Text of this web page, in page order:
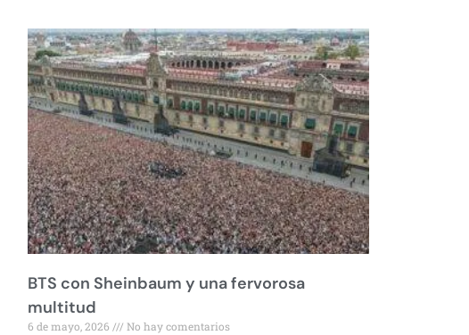
BTS con Sheinbaum y una fervorosa
multitud
6 de mayo, 2026 No hay comentarios